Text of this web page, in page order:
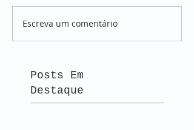
Escreva um comentário
Posts Em
Destaque